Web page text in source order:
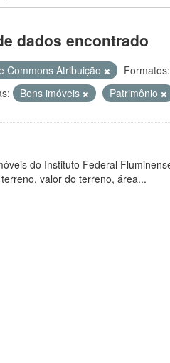
dados encontrado
Commons Atribuição Formatos:
Bens imóveis Patrimônio
do Instituto Federal
valor do terreno, área...